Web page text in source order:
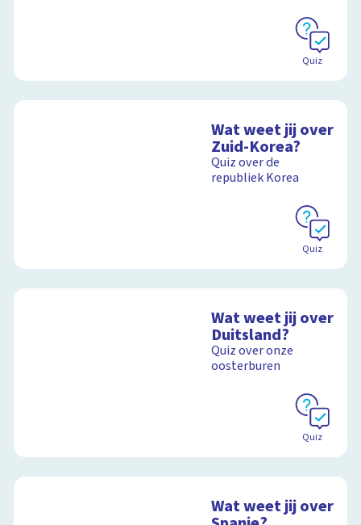
Quiz
Wat weet jij over
Zuid-Korea?
Quiz over de
republiek Korea
Quiz
Wat weet jij over
Duitsland?
Quiz over onze
oosterburen
Quiz
Wat weet jij over